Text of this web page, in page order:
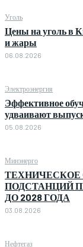
Уголь
Цены на уголь в
и жары
06.08.2026
Электроэнергия
Эффективное
удваивают
05.08.2026
Минэнерго
ПОДСТАНЦИЙ
ДО 2028 ГОДА
03.08.2026
Нефтегаз